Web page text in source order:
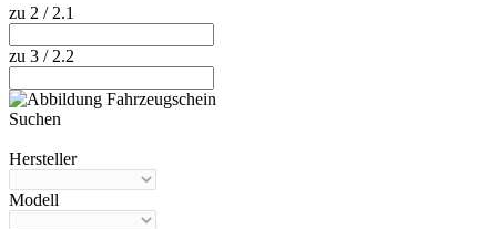
zu 2 / 2.1
zu 3 / 2.2
Suchen
Hersteller
Modell